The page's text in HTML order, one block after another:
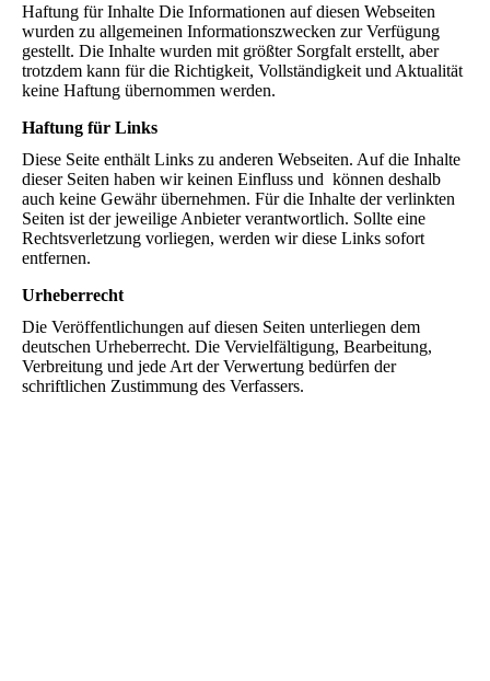
Haftung für Inhalte Die Informationen auf diesen Webseiten
wurden zu allgemeinen Informationszwecken zur Verfügung
gestellt. Die Inhalte wurden mit größter Sorgfalt erstellt, aber
trotzdem kann für die Richtigkeit, Vollständigkeit und Aktualität
keine Haftung übernommen werden.
Haftung für Links
Diese Seite enthält Links zu anderen Webseiten. Auf die Inhalte
dieser Seiten haben wir keinen Einfluss und können deshalb
auch keine Gewähr übernehmen. Für die Inhalte der verlinkten
Seiten ist der jeweilige Anbieter verantwortlich. Sollte eine
Rechtsverletzung vorliegen, werden wir diese Links sofort
entfernen.
Urheberrecht
Die Veröffentlichungen auf diesen Seiten unterliegen dem
deutschen Urheberrecht. Die Vervielfältigung, Bearbeitung,
Verbreitung und jede Art der Verwertung bedürfen der
schriftlichen Zustimmung des Verfassers.